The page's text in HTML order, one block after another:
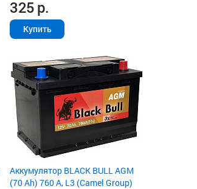
325р.
Купить
Аккумулятор BLACK BULL AGM
(70 Ah) 760 А, L3 (Camel Group)